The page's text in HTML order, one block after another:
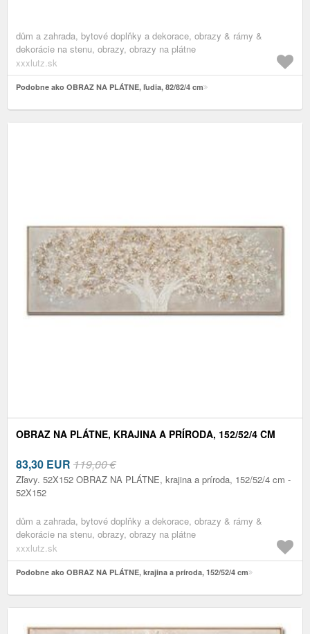
dům a zahrada, bytové doplňky a dekorace, obrazy & rámy &
dekorácie na stenu, obrazy, obrazy na plátne
xxxlutz.sk
Podobne ako OBRAZ NA PLÁTNE, ľudia, 82/82/4 cm
OBRAZ NA PLÁTNE, KRAJINA A PRÍRODA, 152/52/4 CM
83,30 EUR 119,00 €
Zľavy. 52X152 OBRAZ NA PLÁTNE, krajina a príroda, 152/52/4 cm -
52X152
dům a zahrada, bytové doplňky a dekorace, obrazy & rámy &
dekorácie na stenu, obrazy, obrazy na plátne
xxxlutz.sk
Podobne ako OBRAZ NA PLÁTNE, krajina a príroda, 152/52/4 cm